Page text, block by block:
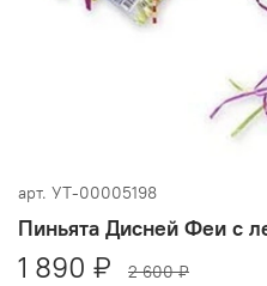
арт. УТ-00005198
Пиньята Дисней Феи с
1 890 ₽ 2 600 ₽